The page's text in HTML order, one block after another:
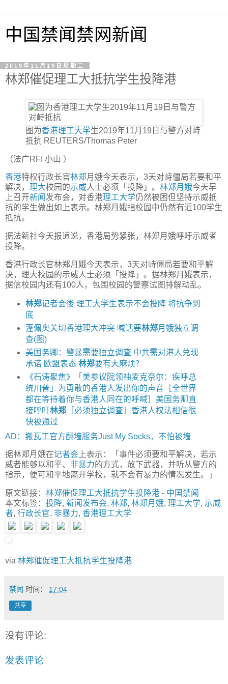
中国禁闻禁网新闻
2019年11月19日星期二
林郑催促理工大抵抗学生投降港
图为香港理工大学生2019年11月19日与警方对峙
抵抗 REUTERS/Thomas Peter
（法广RFI 小山 ）
香港特权行政长官林郑月娥今天表示，3天对峙僵局若要和平
解决， 理大校园的示威人士必须「投降」。 林郑月娥今天早
上召开新闻发布会，对香港理工大学仍然被困但坚持示威抵
抗的学生做出如上表示。林郑月娥指校园中仍然有近100学生
抵抗。
据法新社今天报道说，香港局势紧张，林郑月娥呼吁示威者
投降。
香港行政长官林郑月娥今天表示，3天对峙僵局若要和平解
决，理大校园的示威人士必须「投降」。据林郑月娥表示，
据信校园内还有100人，包围校园的警察试图排解动乱。
林郑记者会後 理工大学生表示不会投降 将抗争到
底
蓬佩奥关切香港理大冲突 喊话要林郑月娥独立调
查(图)
美国务卿：警暴需要独立调查 中共需对港人兑现
承诺 欧盟表态 林郑要有大麻烦？
《石涛聚焦》「美参议院领袖麦克奈尔：疾呼总
统川普」为勇敢的香港人发出你的声音［全世界
都在等待着你与香港人同在的呼喊］美国务卿直
接呼吁林郑［必须独立调查］香港人权法相信很
快被通过
AD：搬瓦工官方翻墙服务Just My Socks，不怕被墙
据林郑月娥在记者会上表示：「事件必须要和平解决，若示
威者能够以和平、 非暴力的方式，放下武器，并听从警方的
指示，便可和平地离开学校，就不会有暴力的情况发生。」
原文链接： 林郑催促理工大抵抗学生投降港 - 中国禁闻
本文标签： 投降, 新闻发布会, 林郑, 林郑月娥, 理工大学, 示威
者, 行政长官, 非暴力, 香港理工大学
via 林郑催促理工大抵抗学生投降港
禁闻 时间： 17:04
共享
没有评论:
发表评论